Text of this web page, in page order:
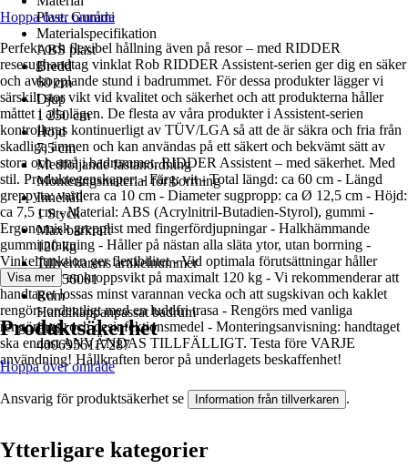
Plast, Gummi
Materialspecifikation
ABS plast
Bredd
60 cm
Djup
1 250 cm
Höjd
7,5 cm
Medföljande fästanordning
Monteringsmaterial för borrning
Innehåll
1 Styck
Max bärkraft
120 kg
Tillverkarens artikelnummer
A0256001
Rum
Handikappanpassat badrum
EAN
4006956117287
Hoppa över område
Perfekt och flexibel hållning även på resor – med RIDDER
resesughandtag vinklat Rob RIDDER Assistent-serien ger dig en säker
och avkopplande stund i badrummet. För dessa produkter lägger vi
särskilt stor vikt vid kvalitet och säkerhet och att produkterna håller
måttet i alla lägen. De flesta av våra produkter i Assistent-serien
kontrolleras kontinuerligt av TÜV/LGA så att de är säkra och fria från
skadliga ämnen och kan användas på ett säkert och bekvämt sätt av
stora och små i badrummet. RIDDER Assistent – med säkerhet. Med
stil. Produktegenskaper: - Färg: vit - Total längd: ca 60 cm - Längd
greppyta: vardera ca 10 cm - Diameter sugpropp: ca Ø 12,5 cm - Höjd:
ca 7,5 cm - Material: ABS (Acrylnitril-Butadien-Styrol), gummi -
Ergonomisk grepplist med fingerfördjupningar - Halkhämmande
gummiinfattning - Håller på nästan alla släta ytor, utan borrning -
Vinkelfunktion ger flexibilitet - Vid optimala förutsättningar håller
suggreppet en kroppsvikt på maximalt 120 kg - Vi rekommenderar att
handtaget lossas minst varannan vecka och att sugskivan och kaklet
rengörs ordentligt med en luddfri trasa - Rengörs med vanliga
rengörings- och desinfektionsmedel - Monteringsanvisning: handtaget
ska endast ANVÄNDAS TILLFÄLLIGT. Testa före VARJE
användning! Hållkraften beror på underlagets beskaffenhet!
Visa mer
Produktsäkerhet
Hoppa över område
Ansvarig för produktsäkerhet se Information från tillverkaren .
Ytterligare kategorier